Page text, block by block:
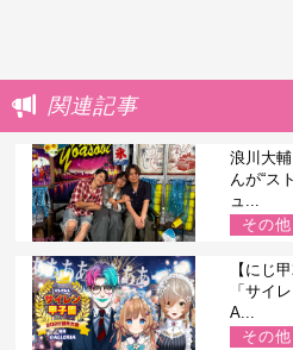
関連記事
浪川大
んが“ス
ュ...
その他
【にじ
「サイ
A...
その他